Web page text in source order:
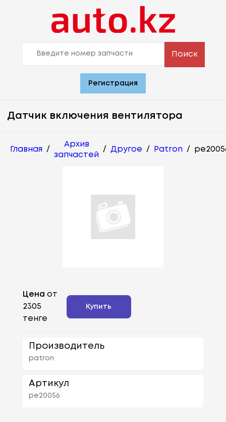
Поиск
Регистрация
Датчик включения вентилятора
Главная /
Архив
запчастей
/ Другое / Patron /
Цена от
2305
тенге
Купить
Производитель
patron
Артикул
pe20056